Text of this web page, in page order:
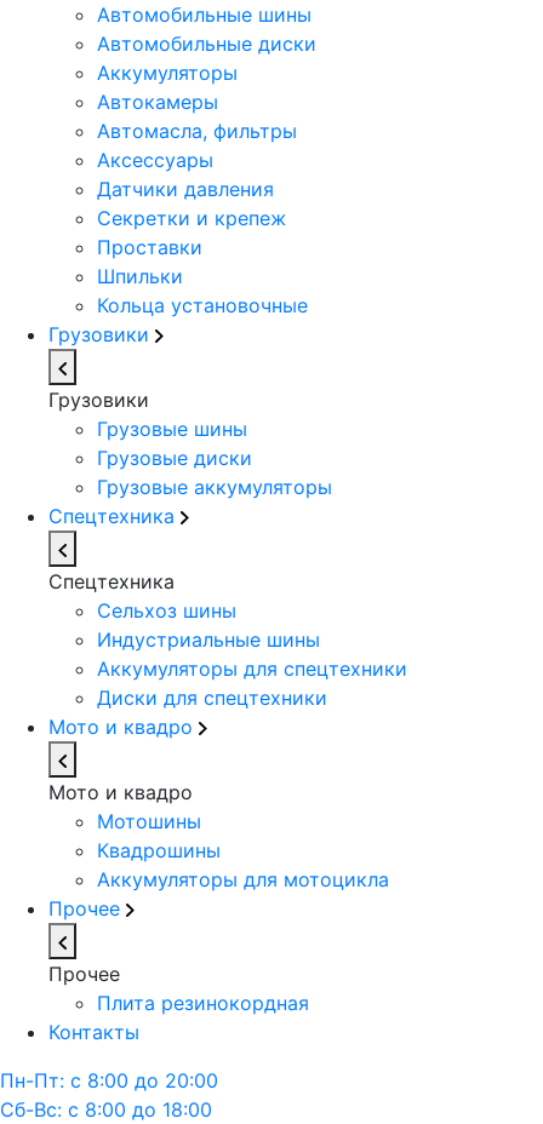
Автомобильные шины
Автомобильные диски
Аккумуляторы
Автокамеры
Автомасла, фильтры
Аксессуары
Датчики давления
Секретки и крепеж
Проставки
Шпильки
Кольца установочные
Грузовики
Грузовики
Грузовые шины
Грузовые диски
Грузовые аккумуляторы
Спецтехника
Спецтехника
Сельхоз шины
Индустриальные шины
Аккумуляторы для спецтехники
Диски для спецтехники
Мото и квадро
Мото и квадро
Мотошины
Квадрошины
Аккумуляторы для мотоцикла
Прочее
Прочее
Плита резинокордная
Контакты
Пн-Пт: с 8:00 до 20:00
Сб-Вс: с 8:00 до 18:00